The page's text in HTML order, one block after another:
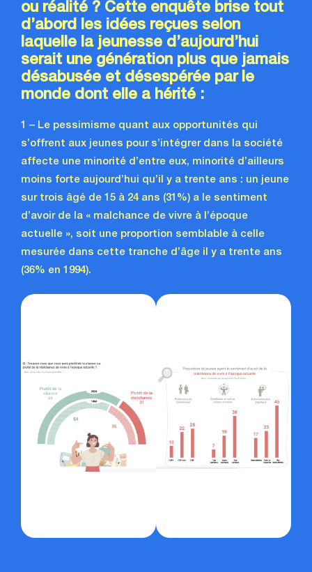
ou réalité ? Cette enquête brise tout
d’abord les idées reçues selon
laquelle la jeunesse d’aujourd’hui
serait une génération plus que jamais
désabusée et désespérée par le
monde dont elle a hérité :
1 – Le pessimisme quant aux opportunités qui
s’offrent aux jeunes pour s’intégrer dans la société
affecte une minorité d’entre eux, minorité d’ailleurs
moins forte aujourd’hui qu’il y a trente ans : un jeune
sur trois âgé de 15 à 24 ans (31%) a le sentiment
d’avoir de la « malchance de vivre à l’époque
actuelle », soit une proportion semblable à celle
mesurée dans cette tranche d’âge il y a trente ans
(36% en 1994).